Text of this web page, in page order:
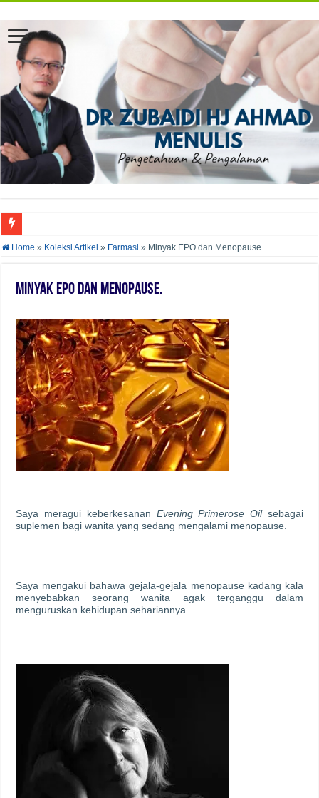
AZAM KURUS DENGAN MENGURANGKAN PENGAMBILAN GULA
Home » Koleksi Artikel » Farmasi » Minyak EPO dan Menopause.
Minyak EPO dan Menopause.
Saya meragui keberkesanan Evening Primerose Oilsebagai
suplemen bagi wanita yang sedang mengalami menopause.
Saya mengakui bahawa gejala-gejala menopause kadang kala
menyebabkan seorang wanita agak terganggu dalam
menguruskan kehidupan sehariannya.